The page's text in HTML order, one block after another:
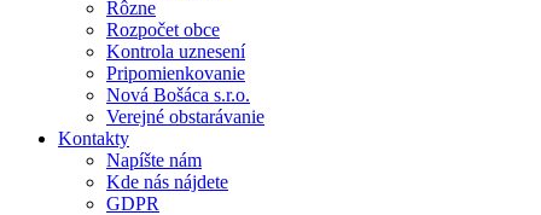
Rôzne
Rozpočet obce
Kontrola uznesení
Pripomienkovanie
Nová Bošáca s.r.o.
Verejné obstarávanie
Kontakty
Napíšte nám
Kde nás nájdete
GDPR